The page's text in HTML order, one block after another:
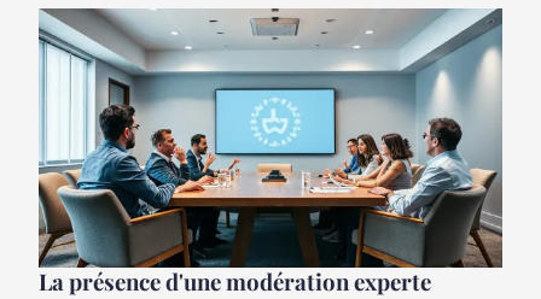
La présence d'une modération experte